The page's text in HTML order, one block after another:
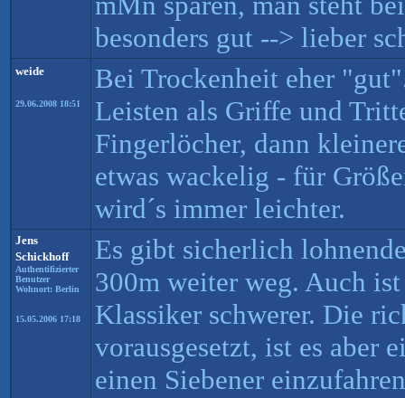
besonders gut --> lieber
weide
29.06.2008 18:51
Bei Trockenheit eher
Leisten als Griffe und
Fingerlöcher, dann
etwas wackelig - für
wird´s immer leichter.
Jens
Schickhoff
Authentifizierter
Benutzer
Wohnort: Berlin
15.05.2006 17:18
Es gibt sicherlich
300m weiter weg. Auch
Klassiker schwerer. Die
vorausgesetzt, ist es aber
einen Siebener